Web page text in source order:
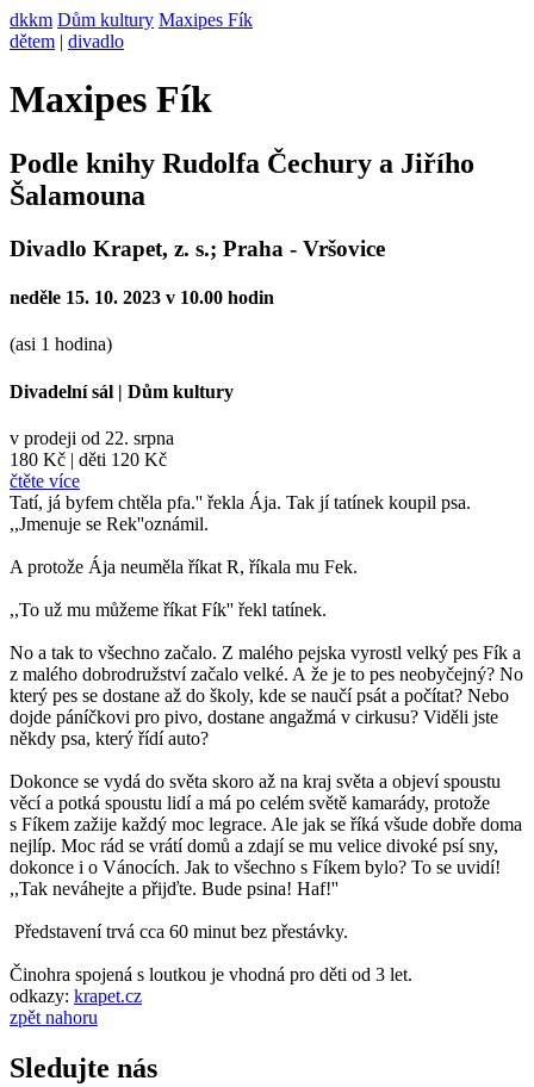
dkkm Dům kultury Maxipes Fík
dětem | divadlo
Maxipes Fík
Podle knihy Rudolfa Čechury a Jiřího
Šalamouna
Divadlo Krapet, z. s.; Praha - Vršovice
neděle 15. 10. 2023 v 10.00 hodin
(asi 1 hodina)
Divadelní sál | Dům kultury
v prodeji od 22. srpna
180 Kč | děti 120 Kč
čtěte více
Tatí, já byfem chtěla pfa.'' řekla Ája. Tak jí tatínek koupil psa.
,,Jmenuje se Rek''oznámil.
A protože Ája neuměla říkat R, říkala mu Fek.
,,To už mu můžeme říkat Fík'' řekl tatínek.
No a tak to všechno začalo. Z malého pejska vyrostl velký pes Fík a
z malého dobrodružství začalo velké. A že je to pes neobyčejný? No
který pes se dostane až do školy, kde se naučí psát a počítat? Nebo
dojde páníčkovi pro pivo, dostane angažmá v cirkusu? Viděli jste
někdy psa, který řídí auto?
Dokonce se vydá do světa skoro až na kraj světa a objeví spoustu
věcí a potká spoustu lidí a má po celém světě kamarády, protože
s Fíkem zažije každý moc legrace. Ale jak se říká všude dobře doma
nejlíp. Moc rád se vrátí domů a zdají se mu velice divoké psí sny,
dokonce i o Vánocích. Jak to všechno s Fíkem bylo? To se uvidí!
,,Tak neváhejte a přijďte. Bude psina! Haf!''
Představení trvá cca 60 minut bez přestávky.
Činohra spojená s loutkou je vhodná pro děti od 3 let.
odkazy: krapet.cz
zpět nahoru
Sledujte nás